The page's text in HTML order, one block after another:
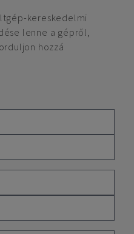
kereskedelmi
lenne a gépről,
hozzá